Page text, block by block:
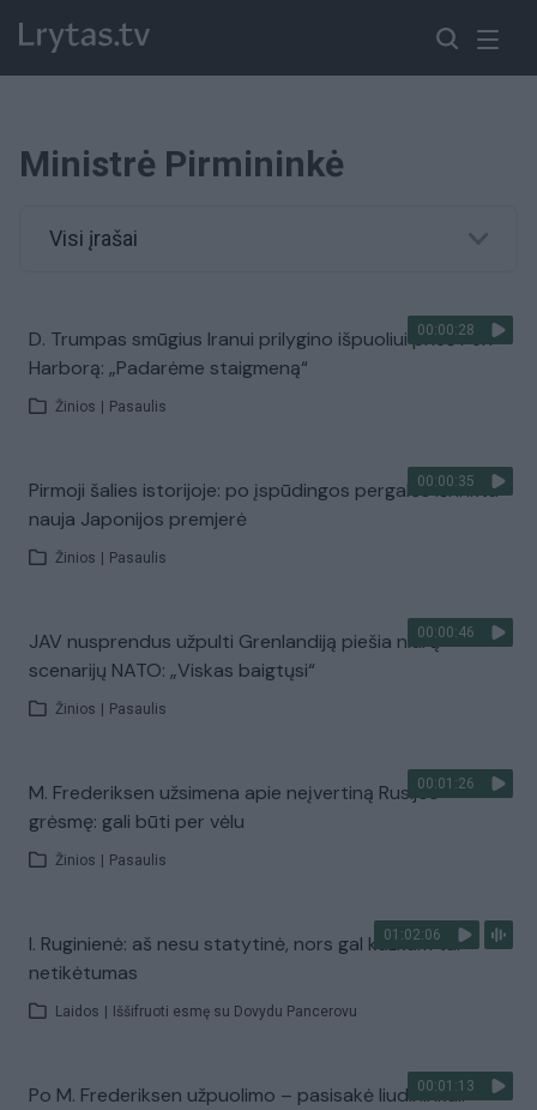
Ministrė Pirmininkė
Visi įrašai
00:00:28
D. Trumpas smūgius Iranui prilygino išpuoliui prieš Perl
Harborą: „Padarėme staigmeną“
Žinios Pasaulis
00:00:35
Pirmoji šalies istorijoje: po įspūdingos pergalės išrinkta
nauja Japonijos premjerė
Žinios Pasaulis
00:00:46
JAV nusprendus užpulti Grenlandiją piešia niūrų
scenarijų NATO: „Viskas baigtųsi“
Žinios Pasaulis
00:01:26
M. Frederiksen užsimena apie neįvertiną Rusijos
grėsmę: gali būti per vėlu
Žinios Pasaulis
01:02:06
I. Ruginienė: aš nesu statytinė, nors gal kažkam tai
netikėtumas
Laidos Iššifruoti esmę su Dovydu Pancerovu
00:01:13
Po M. Frederiksen užpuolimo – pasisakė liudininkai: